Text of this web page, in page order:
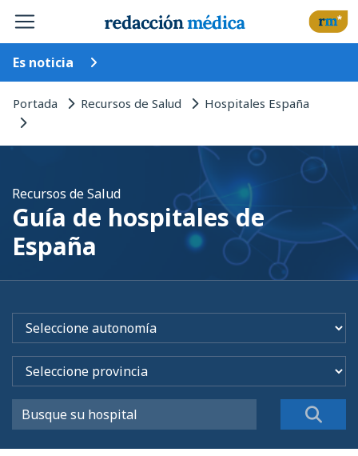
Es noticia
Portada Recursos de Salud Hospitales España
Recursos de Salud
Guía de hospitales de
España